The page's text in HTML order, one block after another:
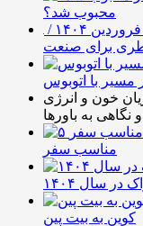
محبوب شد؟
افزایش ۴.۶ درصدی تولید فولاد ایران در فروردین ۱۴۰۴ /
برای صنعت
با اتوبوس
خون و انرژی
به باورها
مناسب سفر
در سال ۱۴۰۴
کوین به بیت پین